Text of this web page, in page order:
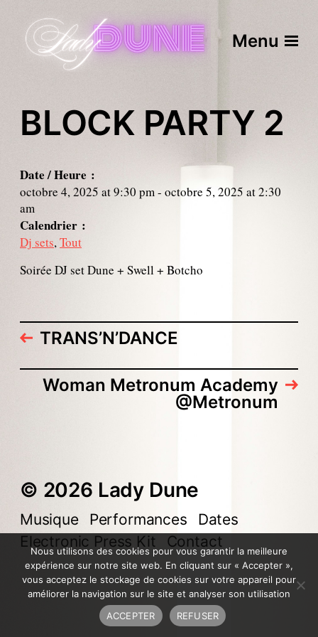
Menu
BLOCK PARTY 2
Date / Heure :
octobre 4, 2025 at9:30 pm- octobre 5, 2025 at2:30
am
Calendrier :
Dj sets,Tout
Soirée DJ set Dune + Swell + Botcho
TRANS’N’DANCE
Woman Metronum Academy
@Metronum
© 2026 Lady Dune
Musique Performances
Dates
Electronic Press Kit
Contact
Nous utilisons des cookies pour vous garantir la meilleure
expérience sur notre site web. En cliquant sur « Accepter »,
vous acceptez le stockage de cookies sur votre appareil pour
améliorer la navigation sur le site et analyser son utilisation
ACCEPTER
REFUSER